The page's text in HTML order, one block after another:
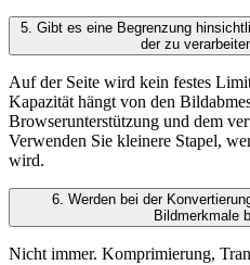
5. Gibt es eine Begrenzung
der zu
Auf der Seite wird kein festes
Kapazität hängt von den
Browserunterstützung und dem
Verwenden Sie kleinere Stapel,
wird.
6. Werden bei der
Bildmerkmale
Nicht immer. Komprimierung,